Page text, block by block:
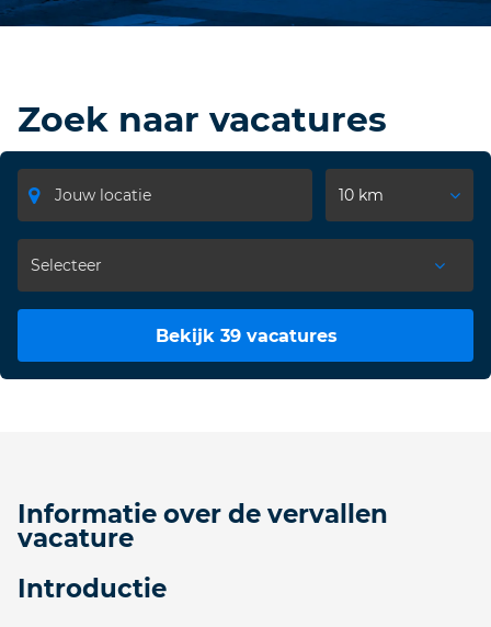
Zoek naar vacatures
10 km
Bekijk 39 vacatures
Informatie over de vervallen
vacature
Introductie